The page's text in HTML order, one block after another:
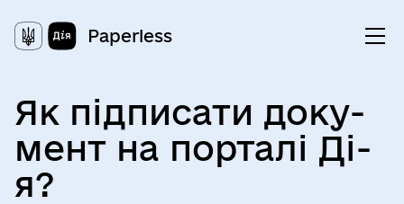
Paperless
Як пі­дпи­са­ти до­ку­
ме­нт на по­рта­лі Ді­
я?